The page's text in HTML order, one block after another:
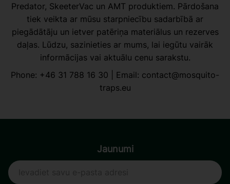
Predator, SkeeterVac un AMT produktiem. Pārdošana
tiek veikta ar mūsu starpniecību sadarbībā ar
piegādātāju un ietver patēriņa materiālus un rezerves
daļas. Lūdzu, sazinieties ar mums, lai iegūtu vairāk
informācijas vai aktuālu cenu sarakstu.
Phone: +46 31 788 16 30 | Email: contact@mosquito-
traps.eu
Jaunumi